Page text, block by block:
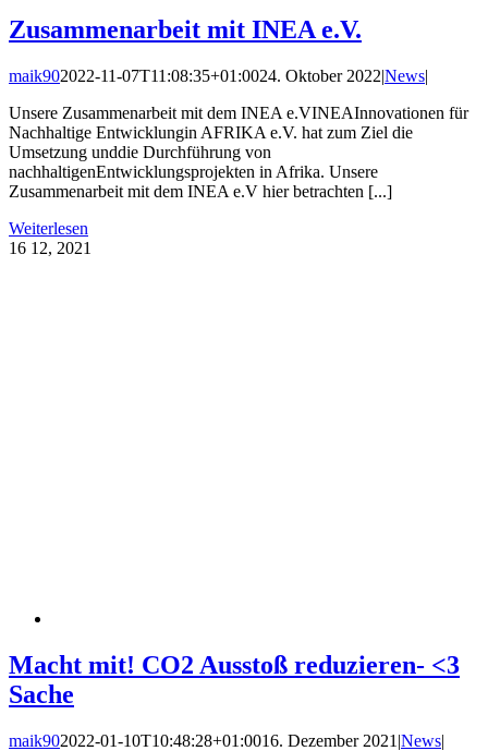
Zusammenarbeit mit INEA e.V.
maik902022-11-07T11:08:35+01:0024. Oktober 2022|News|
Unsere Zusammenarbeit mit dem INEA e.VINEAInnovationen für
Nachhaltige Entwicklungin AFRIKA e.V. hat zum Ziel die
Umsetzung unddie Durchführung von
nachhaltigenEntwicklungsprojekten in Afrika. Unsere
Zusammenarbeit mit dem INEA e.V hier betrachten [...]
Weiterlesen
16 12, 2021
Macht mit! CO2 Ausstoß reduzieren- <3
Sache
maik902022-01-10T10:48:28+01:0016. Dezember 2021 |News|